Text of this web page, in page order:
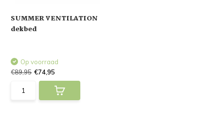
SUMMER VENTILATION
dekbed
Op voorraad
€89,95 €74,95